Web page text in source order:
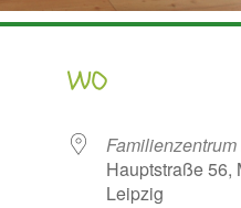
WO
Hauptstraße 56,
Leipzig